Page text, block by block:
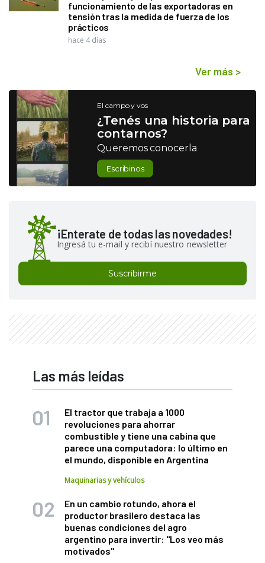
funcionamiento de las exportadoras en
tensión tras la medida de fuerza de los
prácticos
hace 4 días
Ver más >
El campo y vos
¿Tenés una historia para
contarnos?
Queremos conocerla
Escribinos
¡Enterate de todas las novedades!
Ingresá tu e-mail y recibí nuestro newsletter
Suscribirme
Las más leídas
El tractor que trabaja a 1000
revoluciones para ahorrar
combustible y tiene una cabina que
parece una computadora: lo último en
el mundo, disponible en Argentina
Maquinarias y vehículos
En un cambio rotundo, ahora el
productor brasilero destaca las
buenas condiciones del agro
argentino para invertir: "Los veo más
motivados"